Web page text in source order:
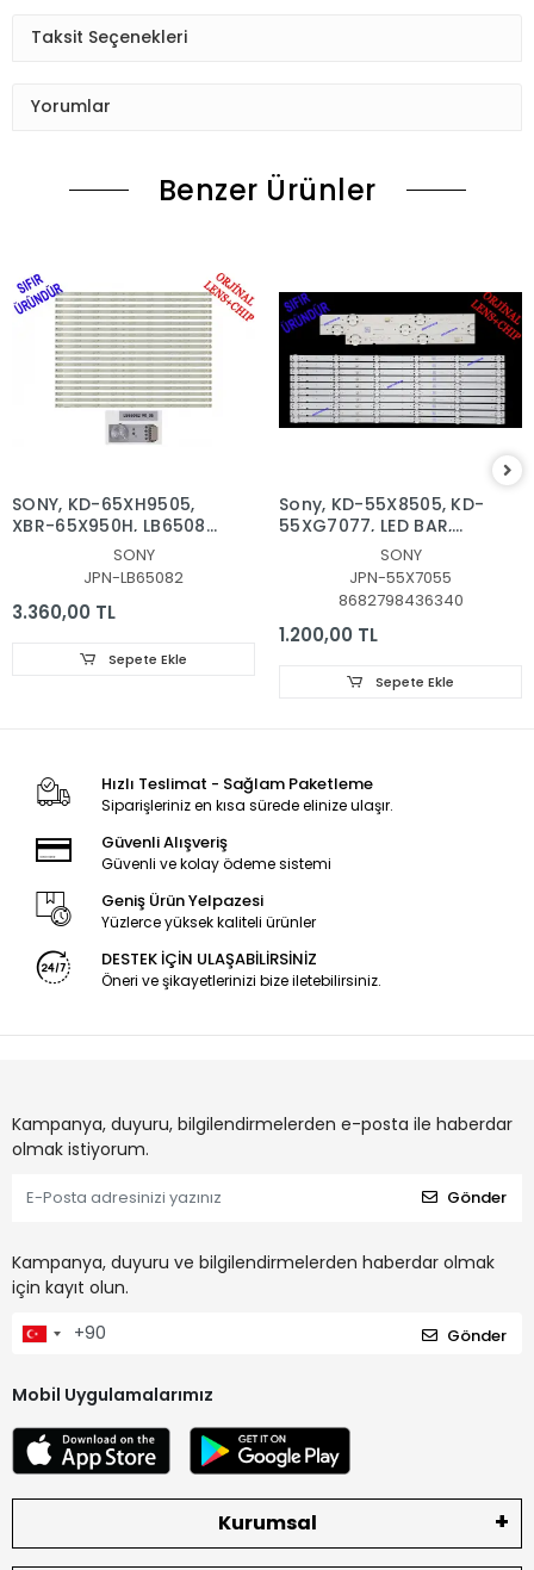
Taksit Seçenekleri
Yorumlar
Benzer Ürünler
SONY, KD-65XH9505,
XBR-65X950H, LB65082
V0_05, LED BAR
BACKLIGHT, PANEL
SONY
JPN-LB65082
3.360,00 TL
Sepete Ekle
Sony, KD-55X8505, KD-
55XG7077, LED BAR,
BACKLIGHT,
00727A
SONY
JPN-55X7055
8682798436340
1.200,00 TL
Sepete Ekle
Hızlı Teslimat - Sağlam Paketleme
Siparişleriniz en kısa sürede elinize ulaşır.
Güvenli Alışveriş
Güvenli ve kolay ödeme sistemi
Geniş Ürün Yelpazesi
Yüzlerce yüksek kaliteli ürünler
DESTEK İÇİN ULAŞABİLİRSİNİZ
Öneri ve şikayetlerinizi bize iletebilirsiniz.
Kampanya, duyuru, bilgilendirmelerden e-posta ile haberdar
olmak istiyorum.
Gönder
Kampanya, duyuru ve bilgilendirmelerden haberdar olmak
için kayıt olun.
Gönder
Mobil Uygulamalarımız
Kurumsal